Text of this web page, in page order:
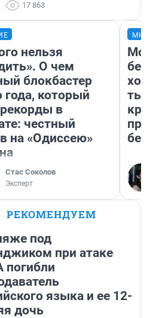
17 863
нельзя
О чем
блокбастер
года, который
в
честный
на «Одиссею»
Стас Соколов
Эксперт
Мой
РЕКОМЕНДУЕМ
под
при атаке
языка и ее 12-
дочь